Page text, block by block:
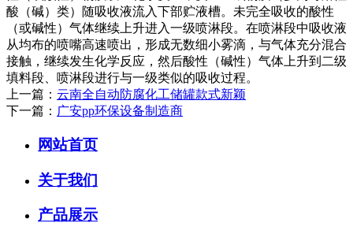
酸（碱）类）随吸收液流入下部贮液槽。未完全吸收的酸性
（或碱性）气体继续上升进入一级喷淋段。在喷淋段中吸收液
从均布的喷嘴高速喷出，形成无数细小雾滴，与气体充分混合
接触，继续发生化学反应，然后酸性（碱性）气体上升到二级
填料段、喷淋段进行与一级类似的吸收过程。
上一篇： 云南全自动防腐化工储罐款式新颖
下一篇： 广安pp环保设备制造商
网站首页
关于我们
产品展示